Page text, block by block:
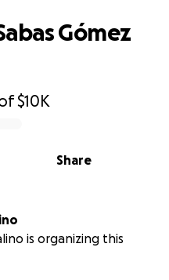
$10K
Share
Gómez
is organizing this